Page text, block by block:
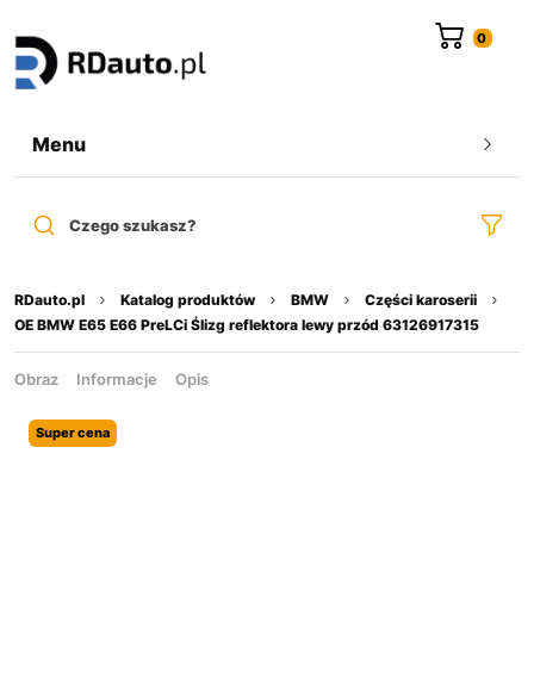
Menu
Czego szukasz?
RDauto.pl Katalog produktów BMW
Części karoserii
OE BMW E65 E66 PreLCi Ślizg reflektora lewy przód 63126917315
Obraz Informacje Opis
Super cena